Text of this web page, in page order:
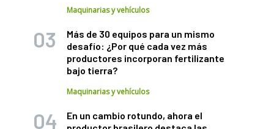
Maquinarias y vehículos
Más de 30 equipos para un mismo
desafío: ¿Por qué cada vez más
productores incorporan fertilizante
bajo tierra?
Maquinarias y vehículos
En un cambio rotundo, ahora el